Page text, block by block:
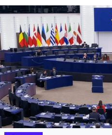
Hakkari Haber
İLGİNÇ HABERLER
KADIN
KÜLTÜR SANAT
MAGAZİN